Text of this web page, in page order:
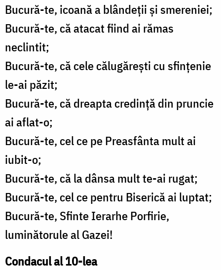
Bucură-te, icoană a blândeții și smereniei;
Bucură-te, că atacat fiind ai rămas
neclintit;
Bucură-te, că cele călugărești cu sfințenie
le-ai păzit;
Bucură-te, că dreapta credință din pruncie
ai aflat-o;
Bucură-te, cel ce pe Preasfânta mult ai
iubit-o;
Bucură-te, că la dânsa mult te-ai rugat;
Bucură-te, cel ce pentru Biserică ai luptat;
Bucură-te, Sfinte Ierarhe Porfirie,
luminătorule al Gazei!
Condacul al 10-lea